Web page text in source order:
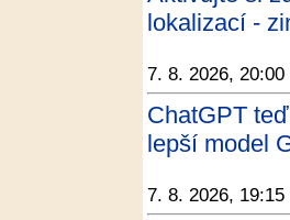
lokalizací -
7. 8. 2026, 20:00
ChatGPT
lepší model
7. 8. 2026, 19:15